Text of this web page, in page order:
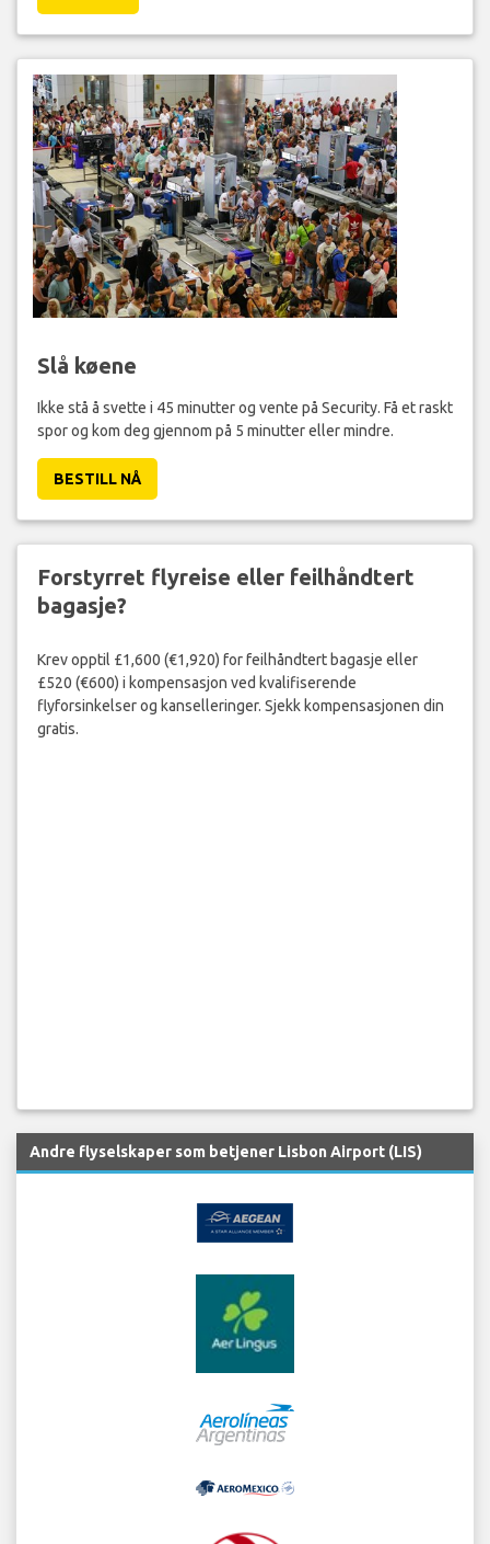
Slå køene
Ikke stå å svette i 45 minutter og vente på Security. Få et raskt
spor og kom deg gjennom på 5 minutter eller mindre.
BESTILL NÅ
Forstyrret flyreise eller feilhåndtert
bagasje?
Krev opptil £1,600 (€1,920) for feilhåndtert bagasje eller
£520 (€600) i kompensasjon ved kvalifiserende
flyforsinkelser og kanselleringer. Sjekk kompensasjonen din
gratis.
Andre flyselskaper som betjener Lisbon Airport (LIS)